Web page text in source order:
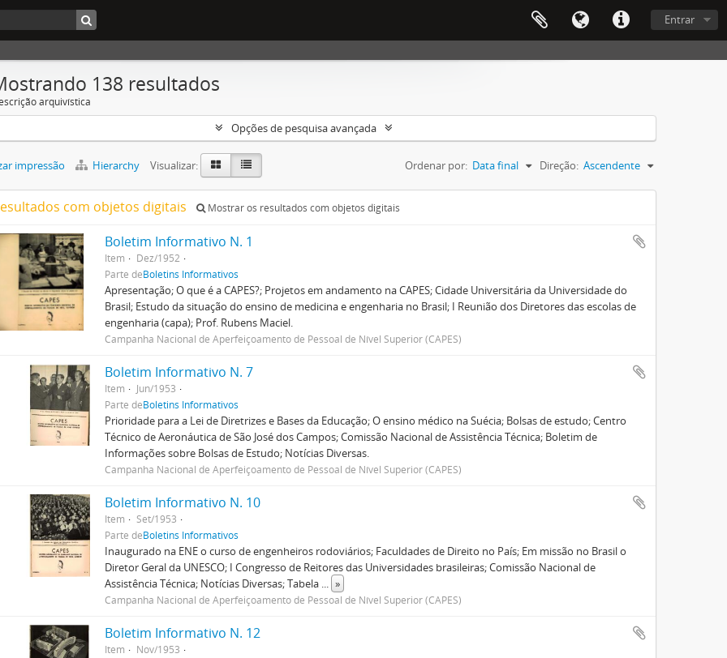
Entrar
138 resultados
arquivística
Opções de pesquisa avançada
impressão Hierarchy Visualizar: Ordenar por: Data final Direção: Ascendente
com objetos digitais Mostrar os resultados com objetos digitais
Boletim Informativo N. 1
Item
Dez/1952
Parte deBoletins Informativos
Apresentação; O que é a CAPES?; Projetos em andamento na CAPES; Cidade Universitária da Universidade do
Brasil; Estudo da situação do ensino de medicina e engenharia no Brasil; I Reunião dos Diretores das escolas de
engenharia (capa); Prof. Rubens Maciel.
Campanha Nacional de Aperfeiçoamento de Pessoal de Nível Superior (CAPES)
Boletim Informativo N. 7
Item
Jun/1953
Parte deBoletins Informativos
Prioridade para a Lei de Diretrizes e Bases da Educação; O ensino médico na Suécia; Bolsas de estudo; Centro
Técnico de Aeronáutica de São José dos Campos; Comissão Nacional de Assistência Técnica; Boletim de
Informações sobre Bolsas de Estudo; Notícias Diversas.
Campanha Nacional de Aperfeiçoamento de Pessoal de Nível Superior (CAPES)
Boletim Informativo N. 10
Item
Set/1953
Parte deBoletins Informativos
Inaugurado na ENE o curso de engenheiros rodoviários; Faculdades de Direito no País; Em missão no Brasil o
Diretor Geral da UNESCO; I Congresso de Reitores das Universidades brasileiras; Comissão Nacional de
Assistência Técnica; Notícias Diversas; Tabela ... »
Campanha Nacional de Aperfeiçoamento de Pessoal de Nível Superior (CAPES)
Boletim Informativo N. 12
Item
Nov/1953